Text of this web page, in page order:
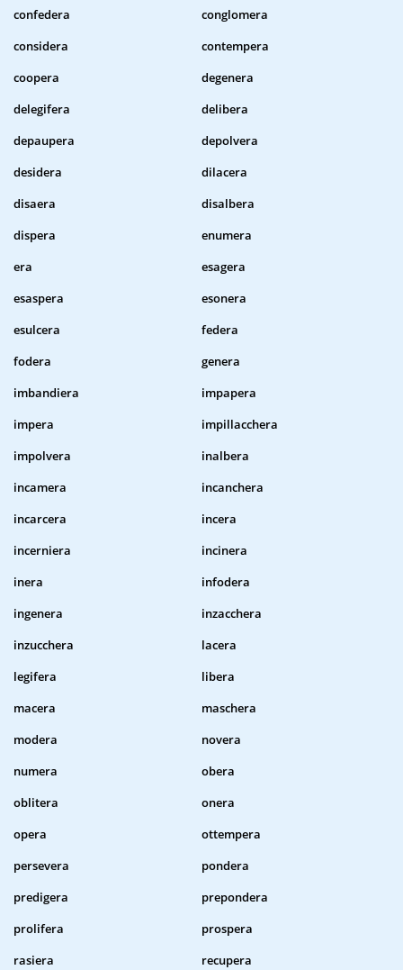
confedera
conglomera
considera
contempera
coopera
degenera
delegifera
delibera
depaupera
depolvera
desidera
dilacera
disaera
disalbera
dispera
enumera
era
esagera
esaspera
esonera
esulcera
federa
fodera
genera
imbandiera
impapera
impera
impillacchera
impolvera
inalbera
incamera
incanchera
incarcera
incera
incerniera
incinera
inera
infodera
ingenera
inzacchera
inzucchera
lacera
legifera
libera
macera
maschera
modera
novera
numera
obera
oblitera
onera
opera
ottempera
persevera
pondera
predigera
prepondera
prolifera
prospera
rasiera
recupera